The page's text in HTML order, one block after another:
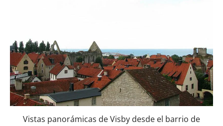
Vistas panorámicas de Visby desde el barrio de